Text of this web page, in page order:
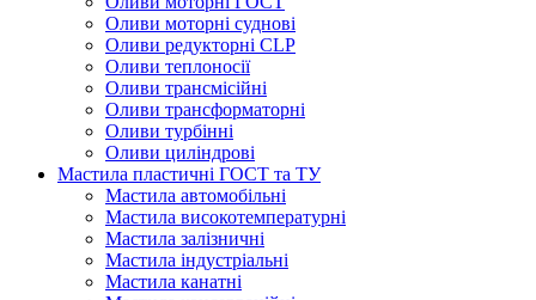
Оливи моторні суднові
Оливи редукторні CLP
Оливи теплоносії
Оливи трансмісійні
Оливи трансформаторні
Оливи турбінні
Оливи циліндрові
Мастила пластичні ГОСТ та ТУ
Мастила автомобільні
Мастила високотемпературні
Мастила залізничні
Мастила індустріальні
Мастила канатні